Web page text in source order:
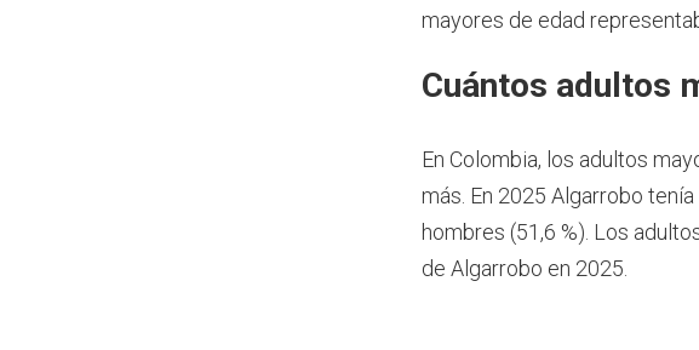
mayores de edad
Cuántos adultos
En Colombia, los adultos
más. En 2025 Algarrobo
hombres (51,6 %). Los
de Algarrobo en 2025.